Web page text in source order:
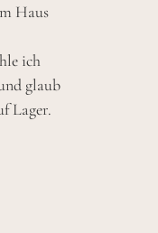
Haus
ich
glaub
Lager.